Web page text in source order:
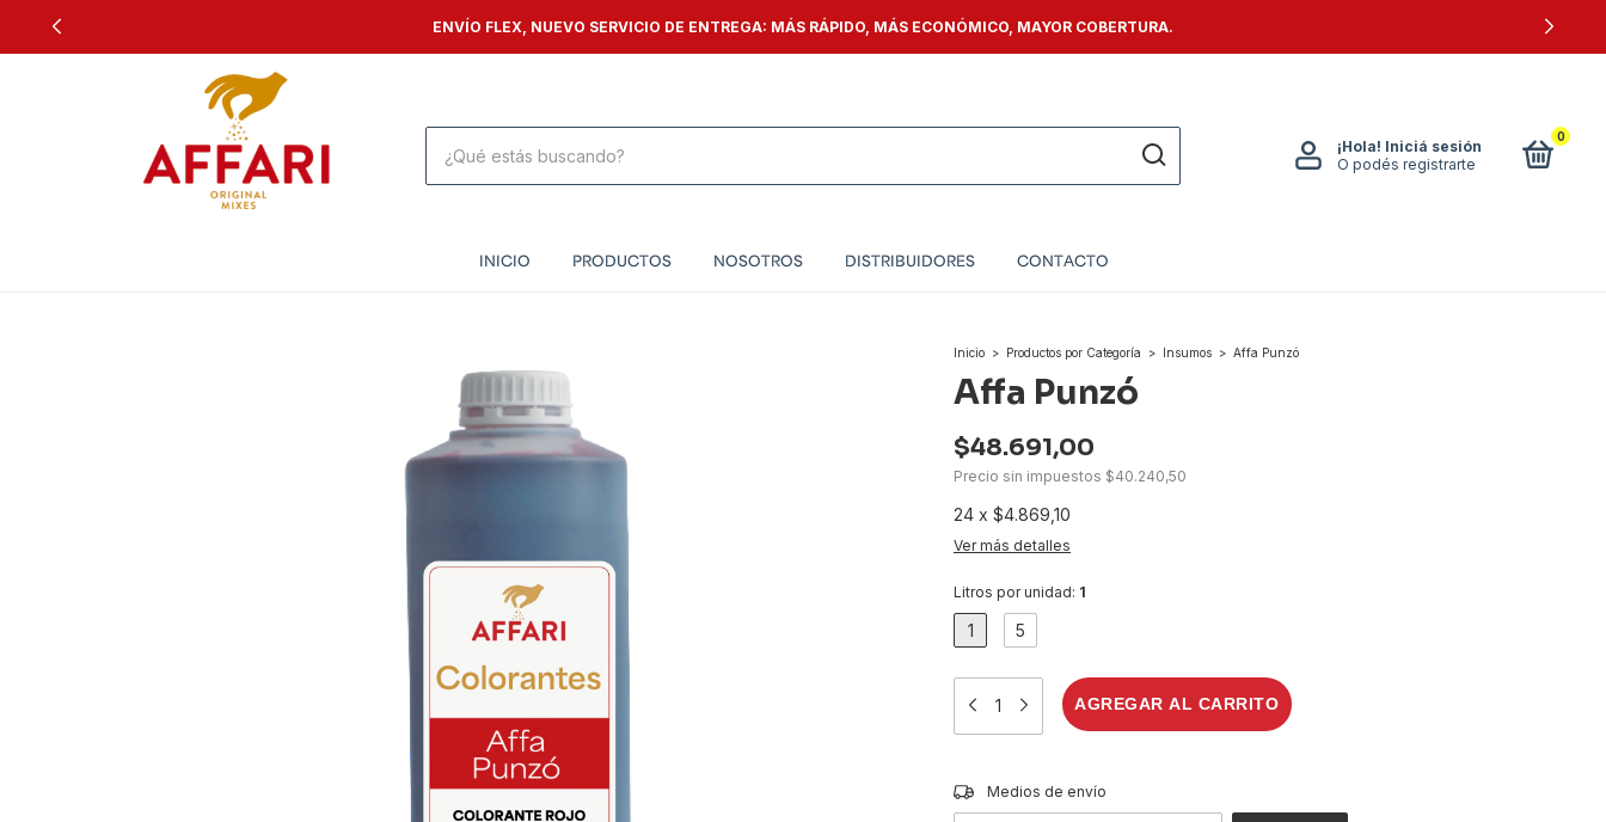
ENVÍO FLEX, NUEVO SERVICIO DE ENTREGA: MÁS RÁPIDO, MÁS ECONÓMICO, MAYOR COBERTURA.
¡Hola! Iniciá sesión
O podés registrarte
0
INICIO PRODUCTOS NOSOTROS DISTRIBUIDORES CONTACTO
Inicio > Productos por Categoría > Insumos > Affa Punzó
Affa Punzó
$48.691,00
Precio sin impuestos $40.240,50
24 x $4.869,10
Ver más detalles
Litros por unidad: 1
1 5
Entregas para el CP:
Medios de envío